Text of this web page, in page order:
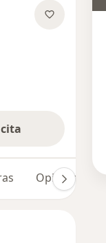
Opiniones (3)